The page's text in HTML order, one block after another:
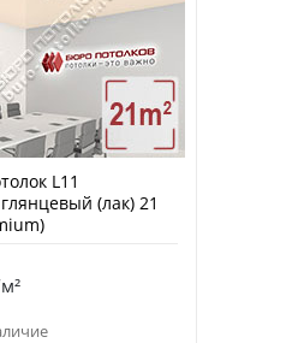
L11
(лак) 21